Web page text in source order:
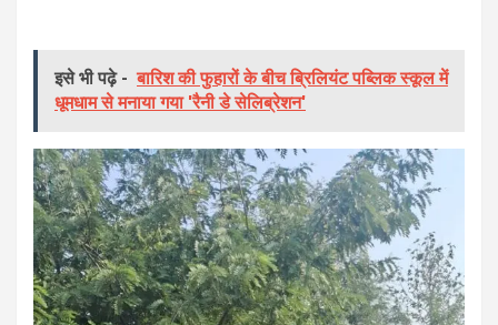
इसे भी पढ़े - बारिश की फुहारों के बीच ब्रिलियंट पब्लिक स्कूल में
धूमधाम से मनाया गया 'रैनी डे सेलिब्रेशन'